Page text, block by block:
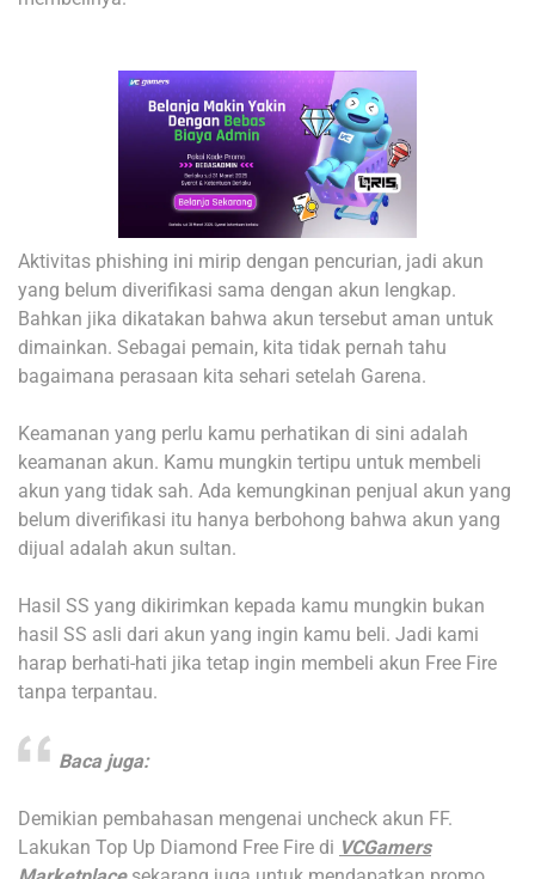
Aktivitas phishing ini mirip dengan pencurian, jadi akun
yang belum diverifikasi sama dengan akun lengkap.
Bahkan jika dikatakan bahwa akun tersebut aman untuk
dimainkan. Sebagai pemain, kita tidak pernah tahu
bagaimana perasaan kita sehari setelah Garena.
Keamanan yang perlu kamu perhatikan di sini adalah
keamanan akun. Kamu mungkin tertipu untuk membeli
akun yang tidak sah. Ada kemungkinan penjual akun yang
belum diverifikasi itu hanya berbohong bahwa akun yang
dijual adalah akun sultan.
Hasil SS yang dikirimkan kepada kamu mungkin bukan
hasil SS asli dari akun yang ingin kamu beli. Jadi kami
harap berhati-hati jika tetap ingin membeli akun Free Fire
tanpa terpantau.
Baca juga:
Demikian pembahasan mengenai uncheck akun FF.
Lakukan Top Up Diamond Free Fire di VCGamers